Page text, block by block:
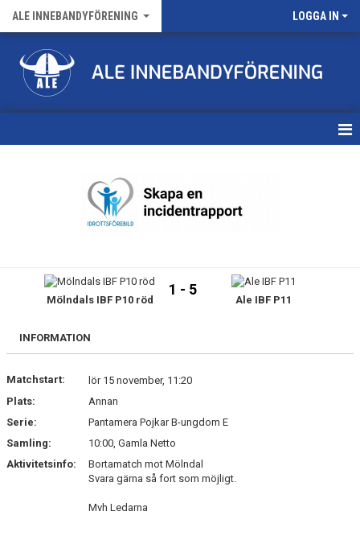
ALE INNEBANDYFÖRENING LOGGA IN
FÖRENINGENS MATCHER
NYHETSARKIV
MEDLEMSKAP
Mölndals IBF P10 röd
1 - 5
Ale IBF P11
INFORMATION
Matchstart:
lör 15 november, 11:20
Plats:
Annan
Serie:
Pantamera Pojkar B-ungdom E
Samling:
10:00, Gamla Netto
Aktivitetsinfo:
Bortamatch mot Mölndal
Svara gärna så fort som möjligt.
Mvh Ledarna